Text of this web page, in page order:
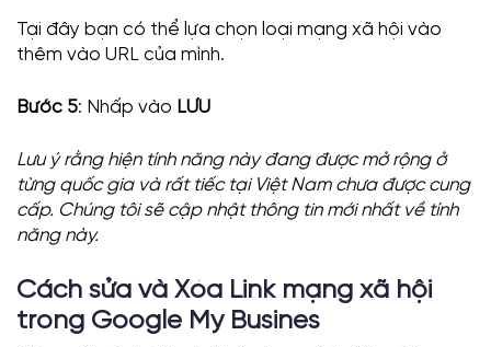
Tại đây bạn có thể lựa chọn loại mạng xã hội vào
thêm vào URL của mình.
Bước 5: Nhấp vào LƯU
Lưu ý rằng hiện tính năng này đang được mở rộng ở
từng quốc gia và rất tiếc tại Việt Nam chưa được cung
cấp. Chúng tôi sẽ cập nhật thông tin mới nhất về tính
năng này.
Cách sửa và Xóa Link mạng xã hội
trong Google My Busines